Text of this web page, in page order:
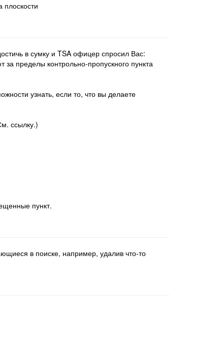
в сумку и TSA офицер спросил Вас:
пределы контрольно-пропускного пункта
узнать, если то, что вы делаете
ссылку.)
пункт.
в поиске, например, удалив что-то